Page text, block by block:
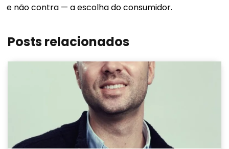
e não contra — a escolha do consumidor.
Posts relacionados